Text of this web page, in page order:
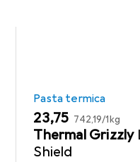
Pasta termica
EUR
23,75 EUR
742,19/1kg
Thermal Grizzly
Shield